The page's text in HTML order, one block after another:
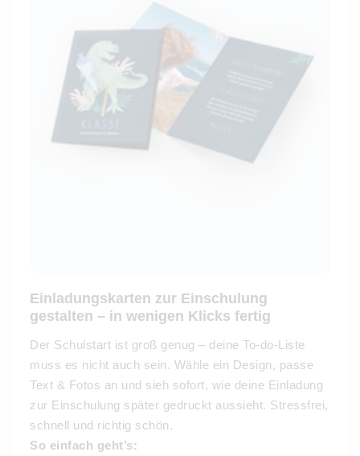
Einladungskarten zur Einschulung
gestalten – in wenigen Klicks fertig
Der Schulstart ist groß genug – deine To-do-Liste
muss es nicht auch sein. Wähle ein Design, passe
Text & Fotos an und sieh sofort, wie deine Einladung
zur Einschulung später gedruckt aussieht. Stressfrei,
schnell und richtig schön.
So einfach geht’s: